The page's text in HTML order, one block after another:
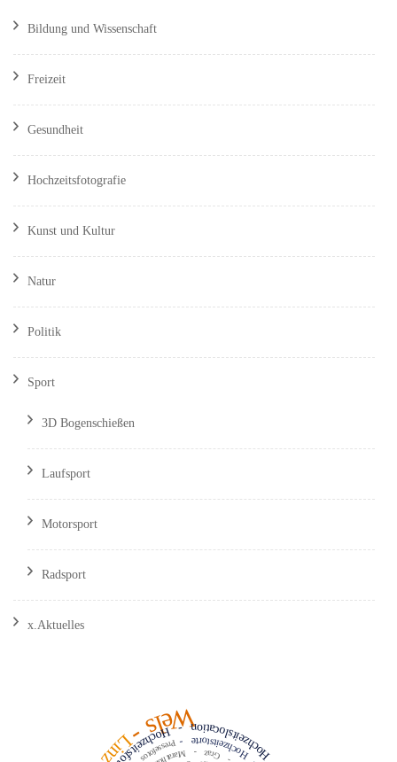
Bildung und Wissenschaft
Freizeit
Gesundheit
Hochzeitsfotografie
Kunst und Kultur
Natur
Politik
Sport
3D Bogenschießen
Laufsport
Motorsport
Radsport
x.Aktuelles
Wels
-
Linz Hochzeitslocation
-
Hochzeitstorte
-
Pressefotos Graz
-